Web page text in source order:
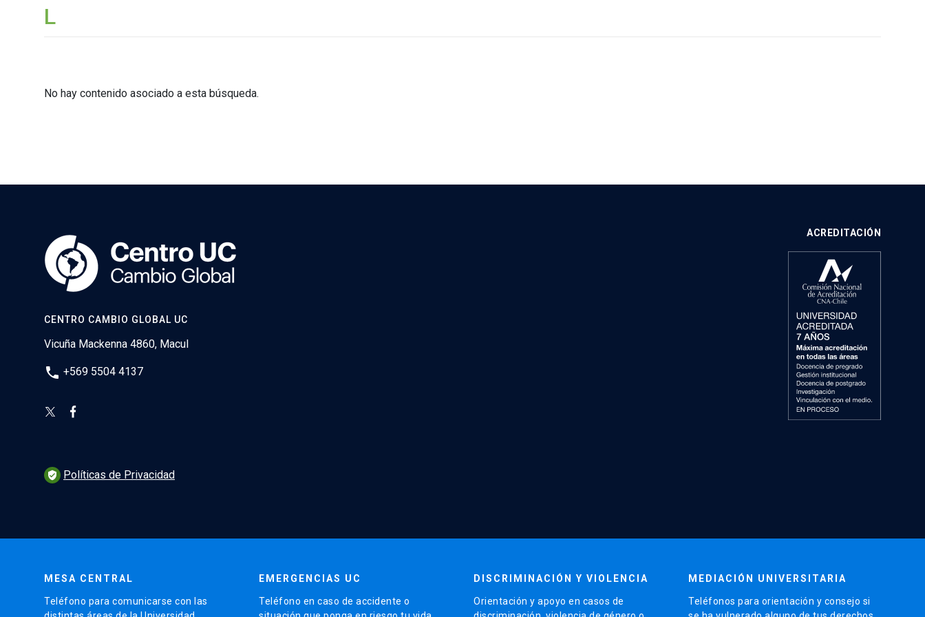
L
No hay contenido asociado a esta búsqueda.
CENTRO CAMBIO GLOBAL UC
Vicuña Mackenna 4860, Macul
phone +569 5504 4137
ACREDITACIÓN
verified_user Políticas de Privacidad
MESA CENTRAL
Teléfono para comunicarse con las
EMERGENCIAS UC
Teléfono en caso de accidente o
DISCRIMINACIÓN Y VIOLENCIA
Orientación y apoyo en casos de
MEDIACIÓN UNIVERSITARIA
Teléfonos para orientación y consejo si